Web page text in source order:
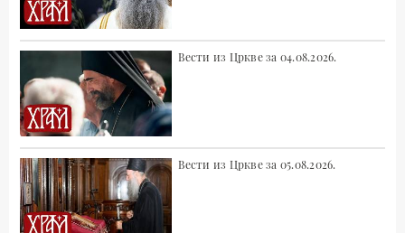
Вести из Цркве за 04.08.2026.
Вести из Цркве за 05.08.2026.